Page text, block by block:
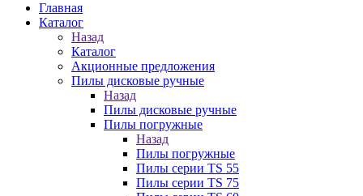
Главная
Каталог
Назад
Каталог
Акционные предложения
Пилы дисковые ручные
Назад
Пилы дисковые ручные
Пилы погружные
Назад
Пилы погружные
Пилы серии TS 55
Пилы серии TS 75